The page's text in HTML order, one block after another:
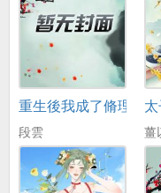
重生後我成了脩理工
段雲 薑